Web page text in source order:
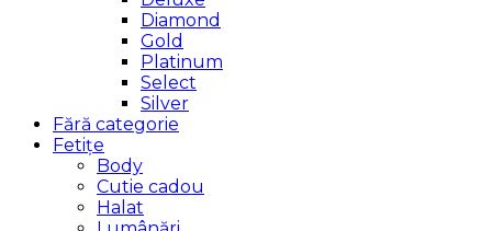
Diamond
Gold
Platinum
Select
Silver
Fără categorie
Fetițe
Body
Cutie cadou
Halat